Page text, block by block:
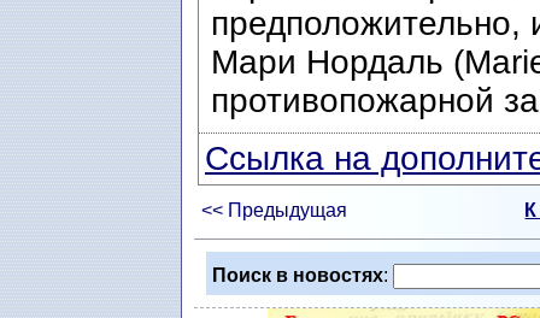
предположительно,
Мари Нордаль
противопожарной
Ссылка на
<< Предыдущая
Поиск в новостях: